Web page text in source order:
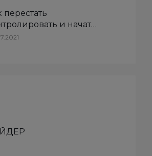
перестать
и начать
5 ошибок в